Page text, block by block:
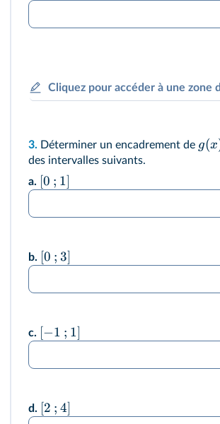
Cliquez pour accéder à une zone
3. Déterminer un encadrement de g(x
des intervalles suivants.
a. [0 ; 1]
b. [0 ; 3]
c. [−1 ; 1]
d. [2 ; 4]